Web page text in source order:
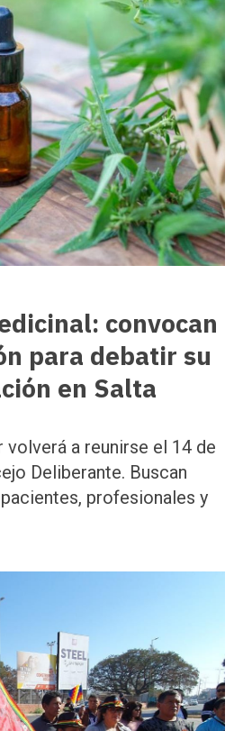
convocan
para debatir su
en Salta
volverá a reunirse el 14 de
Deliberante. Buscan
profesionales y